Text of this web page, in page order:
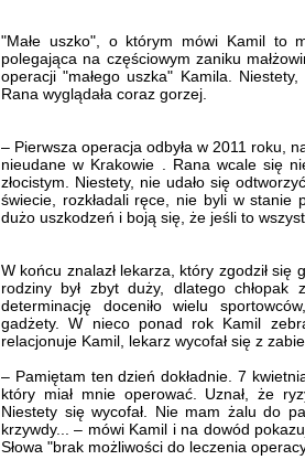
"Małe uszko", o którym mówi Kamil to
polegająca na częściowym zaniku
operacji "małego uszka" Kamila.
Rana wyglądała coraz gorzej.
– Pierwsza operacja odbyła w 2011 roku,
nieudane w Krakowie . Rana wcale się
złocistym. Niestety, nie udało się
świecie, rozkładali ręce, nie byli w
dużo uszkodzeń i boją się, że jeśli to
W końcu znalazł lekarza, który zgodził
rodziny był zbyt duży, dlatego chłopak
determinację doceniło wielu
gadżety. W nieco ponad rok Kamil
relacjonuje Kamil, lekarz wycofał się z
– Pamiętam ten dzień dokładnie. 7
który miał mnie operować. Uznał, że
Niestety się wycofał. Nie mam żalu do
krzywdy... – mówi Kamil i na dowód
Słowa "brak możliwości do leczenia